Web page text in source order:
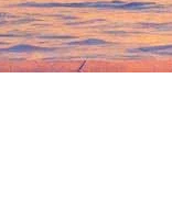
среда